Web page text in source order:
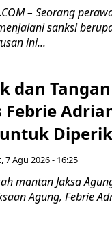
– Seorang
sanksi
ini...
dan
Febrie
7 Agu 2026 - 16:25
mantan Jaksa
Agung, Febrie